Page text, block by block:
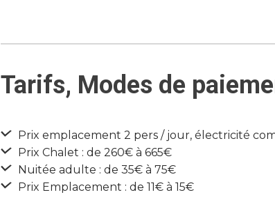
Tarifs, Modes de
Prix emplacement 2 pers / jour, électricité
Prix Chalet : de 260€ à 665€
Nuitée adulte : de 35€ à 75€
Prix Emplacement : de 11€ à 15€